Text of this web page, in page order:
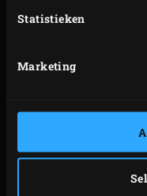
Statistieken
Marketing
JA, IK MELD ME
INSPIRATION
AUTOMATISCH